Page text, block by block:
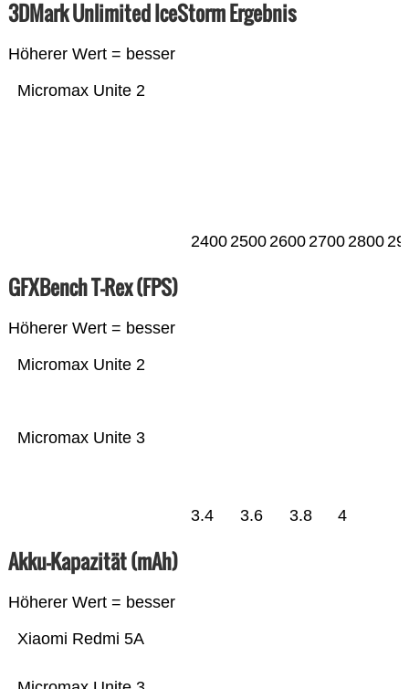
3DMark Unlimited IceStorm Ergebnis
Höherer Wert = besser
Micromax Unite 2
24002500260027002800
GFXBench T-Rex (FPS)
Höherer Wert = besser
Micromax Unite 3
Micromax Unite 2
3.4 3.6 3.8 4
Akku-Kapazität (mAh)
Höherer Wert = besser
Xiaomi Redmi 5A